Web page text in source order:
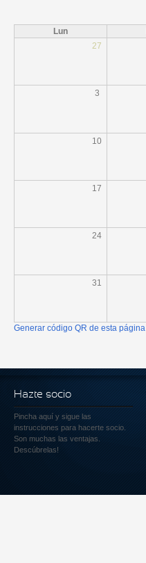
Lun
27
3
10
17
24
31
Generar código QR de esta página
Hazte socio
Pincha aquí y sigue las
instrucciones para hacerte socio.
Son muchas las ventajas.
Descúbrelas!